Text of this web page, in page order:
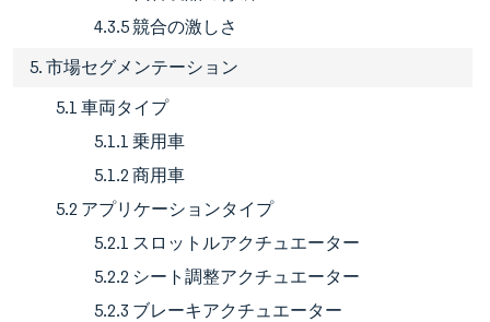
4.3.5 競合の激しさ
5. 市場セグメンテーション
5.1 車両タイプ
5.1.1 乗用車
5.1.2 商用車
5.2 アプリケーションタイプ
5.2.1 スロットルアクチュエーター
5.2.2 シート調整アクチュエーター
5.2.3 ブレーキアクチュエーター